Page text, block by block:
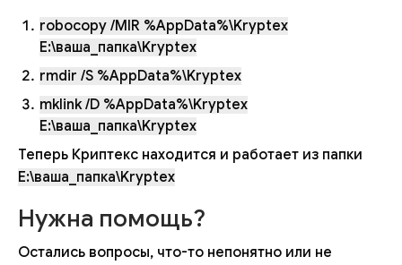
robocopy /MIR %AppData%\Kryptex
E:\ваша_папка\Kryptex
rmdir /S %AppData%\Kryptex
mklink /D %AppData%\Kryptex
E:\ваша_папка\Kryptex
Теперь Криптекс находится и работает из папки
E:\ваша_папка\Kryptex
Нужна помощь?
Остались вопросы, что-то непонятно или не